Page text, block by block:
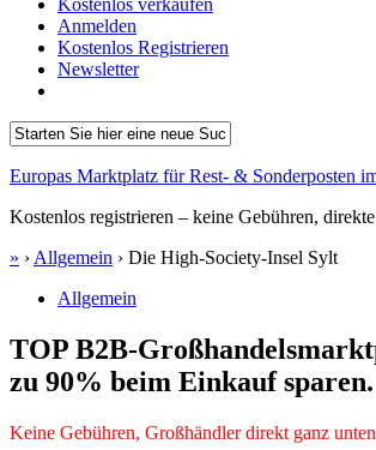
Kostenlos verkaufen
Anmelden
Kostenlos Registrieren
Newsletter
Europas Marktplatz für Rest- & Sonderposten
Kostenlos registrieren – keine Gebühren,
» › Allgemein › Die High-Society-Insel Sylt
Allgemein
TOP B2B-
zu 90% beim Einkauf sparen.
Keine Gebühren, Großhändler direkt ganz